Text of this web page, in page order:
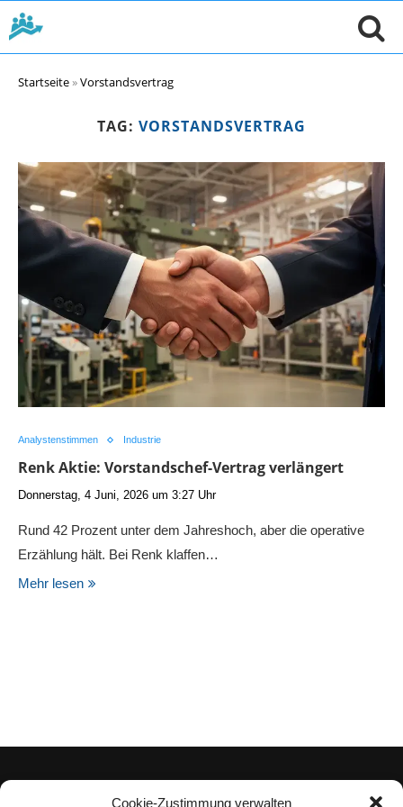
Cookie-Zustimmung verwalten
Startseite»Vorstandsvertrag
TAG: VORSTANDSVERTRAG
Analystenstimmen Industrie
Renk Aktie: Vorstandschef-Vertrag verlängert
Donnerstag, 4 Juni, 2026 um 3:27 Uhr
Rund 42 Prozent unter dem Jahreshoch, aber die operative
Erzählung hält. Bei Renk klaffen…
Mehr lesen